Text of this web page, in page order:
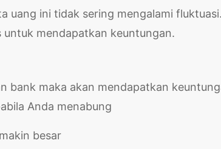
uang ini tidak sering mengalami fluktuasi.
untuk mendapatkan keuntungan.
bank maka akan mendapatkan
Anda menabung
besar